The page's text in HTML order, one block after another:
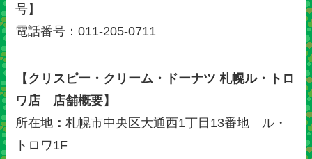
号】
電話番号：011-205-0711
【クリスピー・クリーム・ドーナツ 札幌ル・トロ
ワ店 店舗概要】
所在地 ：札幌市中央区大通西1丁目13番地 ル・
トロワ1F